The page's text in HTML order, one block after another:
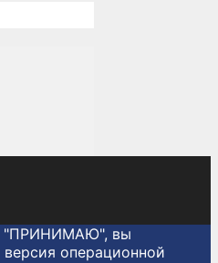
"ПРИНИМАЮ", вы
операционной